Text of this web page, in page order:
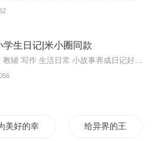
学生日记|米小圈同款
美好的幸福生活献上祝福给异界的王女献